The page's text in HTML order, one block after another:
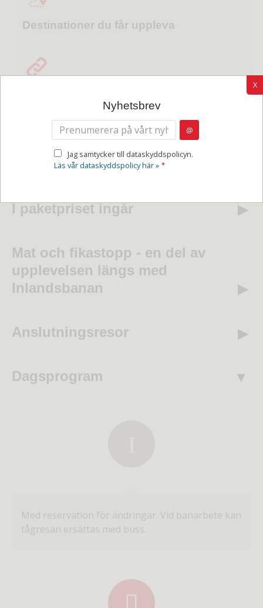
Destinationer du får uppleva
FAQ - Vanliga frågor
I paketpriset ingår
Mat och fikastopp - en del av
upplevelsen längs med
Inlandsbanan
Anslutningsresor
Dagsprogram
Med reservation för ändringar. Vid banarbete kan
tågresan ersättas med buss.
Nyhetsbrev
Jag samtycker till dataskyddspolicyn.
Läs vår dataskyddspolicy här » *
X